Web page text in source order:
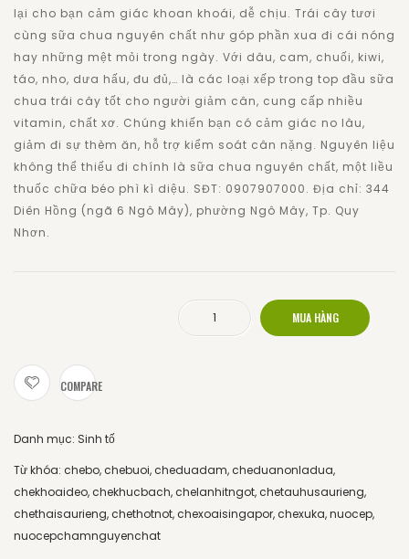
lại cho bạn cảm giác khoan khoái, dễ chịu. Trái cây tươi
cùng sữa chua nguyên chất như góp phần xua đi cái nóng
hay những mệt mỏi trong ngày. Với dâu, cam, chuối, kiwi,
táo, nho, dưa hấu, đu đủ,… là các loại xếp trong top đầu sữa
chua trái cây tốt cho người giảm cân, cung cấp nhiều
vitamin, chất xơ. Chúng khiến bạn có cảm giác no lâu,
giảm đi sự thèm ăn, hỗ trợ kiểm soát cân nặng. Nguyên liệu
không thể thiếu đi chính là sữa chua nguyên chất, một liều
thuốc chữa béo phì kì diệu. SĐT: 0907907000. Địa chỉ: 344
Diên Hồng (ngã 6 Ngô Mây), phường Ngô Mây, Tp. Quy
Nhơn.
MUA HÀNG
COMPARE
Danh mục: Sinh tố
Từ khóa: chebo, chebuoi, cheduadam, cheduanonladua,
chekhoaideo, chekhucbach, chelanhitngot, chetauhusaurieng,
chethaisaurieng, chethotnot, chexoaisingapor, chexuka,nuocep,
nuocepchamnguyenchat